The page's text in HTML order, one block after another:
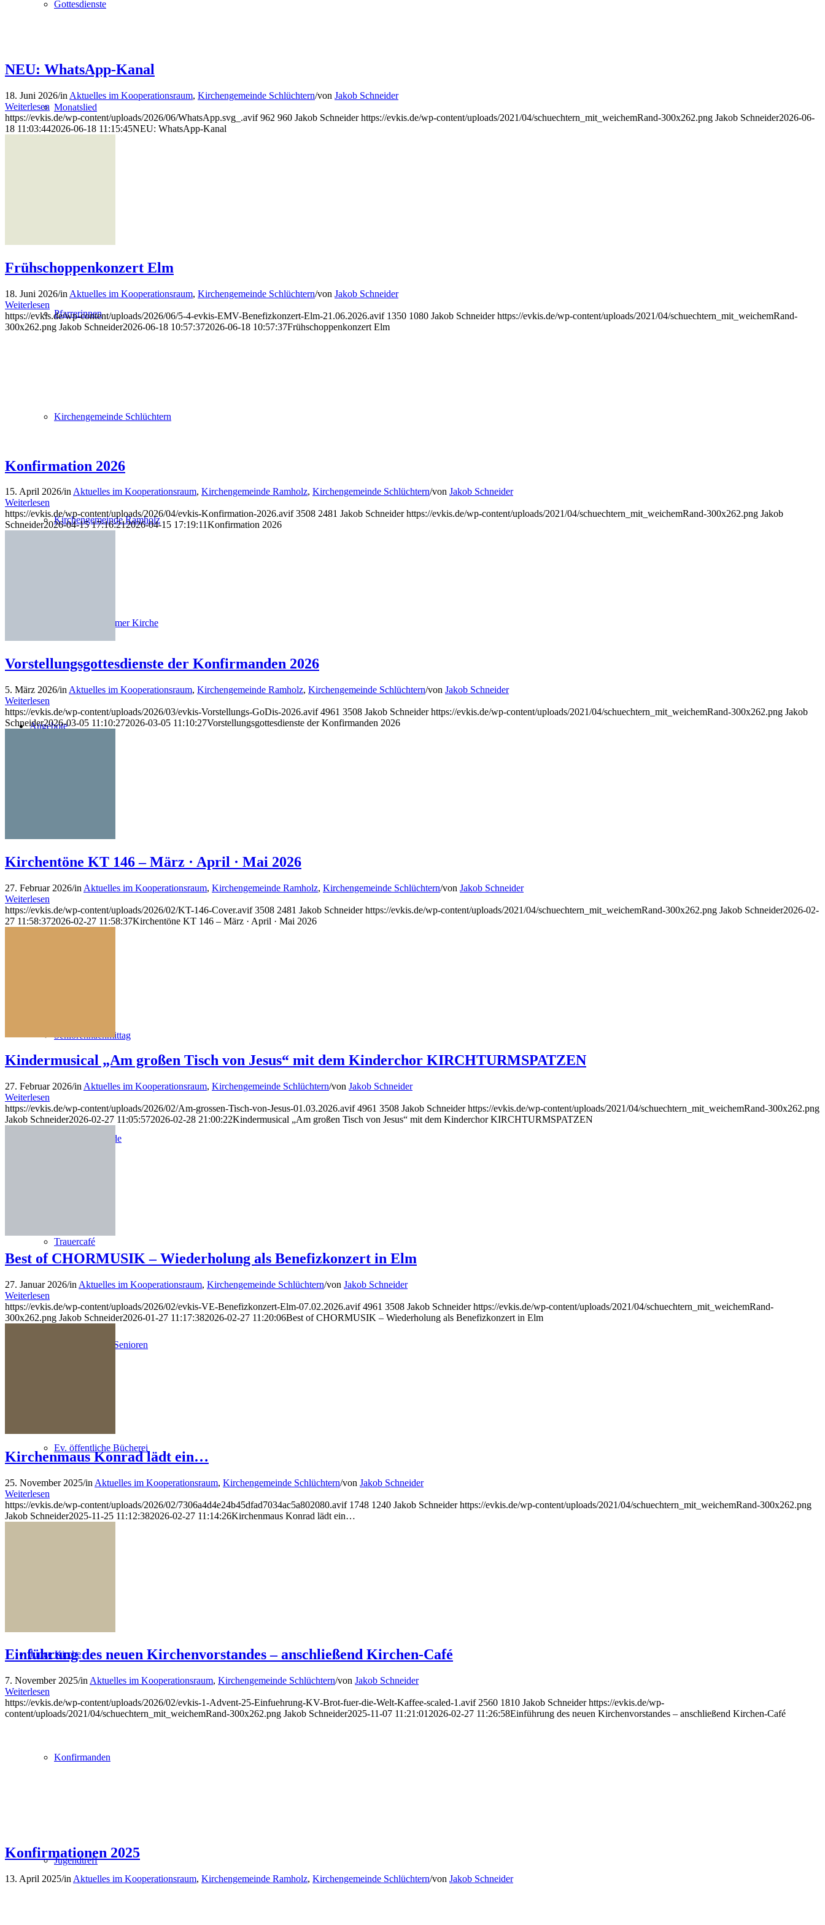
Gottesdienste
Monatslied
Pfarrerinnen
Kirchengemeinde Schlüchtern
Kirchengemeinde Ramholz
Förderverein Elmer Kirche
Angebote
Seniorennachmittag
Gemeindeabende
Trauercafé
Tischtennis für Senioren
Ev. öffentliche Bücherei
Junge Kirche
Konfirmanden
Jugendtreff
NEU: WhatsApp-Kanal
18. Juni 2026/in Aktuelles im Kooperationsraum, Kirchengemeinde Schlüchtern/von Jakob Schneider
Weiterlesen
https://evkis.de/wp-content/uploads/2026/06/WhatsApp.svg_.avif 962 960 Jakob Schneider https://evkis.de/wp-content/uploads/2021/04/schuechtern_mit_weichemRand-300x262.png Jakob Schneider2026-06-
18 11:03:442026-06-18 11:15:45NEU: WhatsApp-Kanal
Frühschoppenkonzert Elm
18. Juni 2026/in Aktuelles im Kooperationsraum, Kirchengemeinde Schlüchtern/von Jakob Schneider
Weiterlesen
https://evkis.de/wp-content/uploads/2026/06/5-4-evkis-EMV-Benefizkonzert-Elm-21.06.2026.avif 1350 1080 Jakob Schneider https://evkis.de/wp-content/uploads/2021/04/schuechtern_mit_weichemRand-
300x262.png Jakob Schneider2026-06-18 10:57:372026-06-18 10:57:37Frühschoppenkonzert Elm
Konfirmation 2026
15. April 2026/inAktuelles im Kooperationsraum, Kirchengemeinde Ramholz, Kirchengemeinde Schlüchtern/von Jakob Schneider
Weiterlesen
https://evkis.de/wp-content/uploads/2026/04/evkis-Konfirmation-2026.avif 3508 2481 Jakob Schneider https://evkis.de/wp-content/uploads/2021/04/schuechtern_mit_weichemRand-300x262.png Jakob
Schneider2026-04-15 17:16:212026-04-15 17:19:11Konfirmation 2026
Vorstellungsgottesdienste der Konfirmanden 2026
5. März 2026/in Aktuelles im Kooperationsraum, Kirchengemeinde Ramholz, Kirchengemeinde Schlüchtern/von Jakob Schneider
Weiterlesen
https://evkis.de/wp-content/uploads/2026/03/evkis-Vorstellungs-GoDis-2026.avif 4961 3508 Jakob Schneider https://evkis.de/wp-content/uploads/2021/04/schuechtern_mit_weichemRand-300x262.png Jakob
Schneider2026-03-05 11:10:272026-03-05 11:10:27Vorstellungsgottesdienste der Konfirmanden 2026
Kirchentöne KT 146 – März · April · Mai 2026
27. Februar 2026/in Aktuelles im Kooperationsraum, Kirchengemeinde Ramholz, Kirchengemeinde Schlüchtern/von Jakob Schneider
Weiterlesen
https://evkis.de/wp-content/uploads/2026/02/KT-146-Cover.avif 3508 2481 Jakob Schneider https://evkis.de/wp-content/uploads/2021/04/schuechtern_mit_weichemRand-300x262.png Jakob Schneider2026-02-
27 11:58:372026-02-27 11:58:37Kirchentöne KT 146 – März · April · Mai 2026
Kindermusical „Am großen Tisch von Jesus“ mit dem Kinderchor KIRCHTURMSPATZEN
27. Februar 2026/in Aktuelles im Kooperationsraum, Kirchengemeinde Schlüchtern/von Jakob Schneider
Weiterlesen
https://evkis.de/wp-content/uploads/2026/02/Am-grossen-Tisch-von-Jesus-01.03.2026.avif 4961 3508 Jakob Schneider https://evkis.de/wp-content/uploads/2021/04/schuechtern_mit_weichemRand-300x262.png
Jakob Schneider2026-02-27 11:05:572026-02-28 21:00:22Kindermusical „Am großen Tisch von Jesus“ mit dem Kinderchor KIRCHTURMSPATZEN
Best of CHORMUSIK – Wiederholung als Benefizkonzert in Elm
27. Januar 2026/in Aktuelles im Kooperationsraum, Kirchengemeinde Schlüchtern/von Jakob Schneider
Weiterlesen
https://evkis.de/wp-content/uploads/2026/02/evkis-VE-Benefizkonzert-Elm-07.02.2026.avif 4961 3508 Jakob Schneider https://evkis.de/wp-content/uploads/2021/04/schuechtern_mit_weichemRand-
300x262.png Jakob Schneider2026-01-27 11:17:382026-02-27 11:20:06Best of CHORMUSIK – Wiederholung als Benefizkonzert in Elm
Kirchenmaus Konrad lädt ein…
25. November 2025/in Aktuelles im Kooperationsraum, Kirchengemeinde Schlüchtern/von Jakob Schneider
Weiterlesen
https://evkis.de/wp-content/uploads/2026/02/7306a4d4e24b45dfad7034ac5a802080.avif 1748 1240 Jakob Schneider https://evkis.de/wp-content/uploads/2021/04/schuechtern_mit_weichemRand-300x262.png
Jakob Schneider2025-11-25 11:12:382026-02-27 11:14:26Kirchenmaus Konrad lädt ein…
Einführung des neuen Kirchenvorstandes – anschließend Kirchen-Café
7. November 2025/in Aktuelles im Kooperationsraum, Kirchengemeinde Schlüchtern/von Jakob Schneider
Weiterlesen
https://evkis.de/wp-content/uploads/2026/02/evkis-1-Advent-25-Einfuehrung-KV-Brot-fuer-die-Welt-Kaffee-scaled-1.avif 2560 1810 Jakob Schneider https://evkis.de/wp-
content/uploads/2021/04/schuechtern_mit_weichemRand-300x262.png Jakob Schneider2025-11-07 11:21:01 2026-02-27 11:26:58Einführung des neuen Kirchenvorstandes – anschließend Kirchen-Café
Konfirmationen 2025
13. April 2025/in Aktuelles im Kooperationsraum, Kirchengemeinde Ramholz, Kirchengemeinde Schlüchtern/von Jakob Schneider